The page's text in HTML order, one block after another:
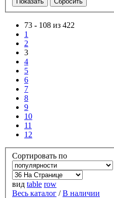
73 - 108 из 422
1
2
3
4
5
6
7
8
9
10
11
12
Сортировать по
вид table row
Весь каталог /В наличии